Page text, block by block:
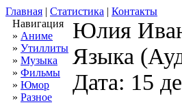
Главная | Статистика | Контакты
Навигация
» Аниме
» Утиллиты
» Музыка
» Фильмы
» Юмор
» Разное
Юлия
Языка
Дата: 15